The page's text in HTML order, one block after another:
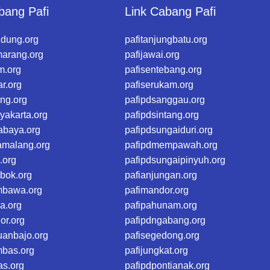
Pafi Link Cabang Pafi
pafitanjungbatu.org
pafijawai.org
pafisentebang.org
pafiserukam.org
pafipdsanggau.org
pafipdsintang.org
pafipdsungaiduri.org
pafipdmempawah.org
pafipdsungaipinyuh.org
pafianjungan.org
pafimandor.org
pafipahunam.org
pafipdngabang.org
pafisegedong.org
pafijungkat.org
pafipdpontianak.org